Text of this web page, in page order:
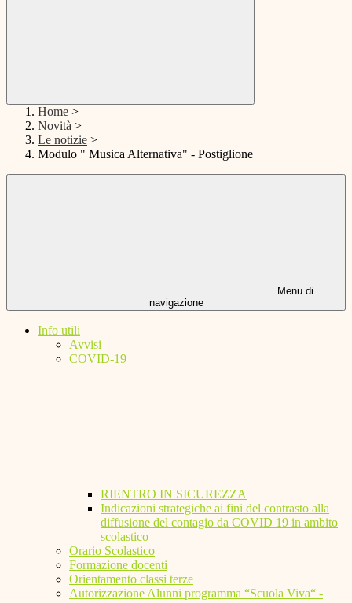
Home >
Novità >
Le notizie >
Modulo " Musica Alternativa" - Postiglione
Menu di
navigazione
Info utili
Avvisi
COVID-19
RIENTRO IN SICUREZZA
Indicazioni strategiche ai fini del contrasto alla
diffusione del contagio da COVID 19 in ambito
scolastico
Orario Scolastico
Formazione docenti
Orientamento classi terze
Autorizzazione Alunni programma “Scuola Viva“ -